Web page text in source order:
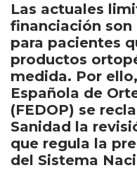
Las actuales
financiación son
para pacientes
productos
medida. Por
Española de
(FEDOP) se
Sanidad la
que regula la
del Sistema